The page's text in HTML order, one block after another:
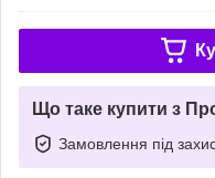
Що таке купити з
Замовлення під